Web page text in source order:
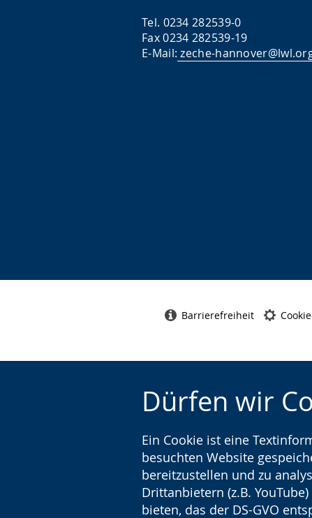
Dürfen wir
Ein Cookie ist eine
besuchten Website
bereitzustellen und zu
Drittanbietern (z.B.
bieten, das der DS-GVO
Tel. 0234 282539-0
Fax 0234 282539-19
E-Mail: zeche-
Barrierefreiheit